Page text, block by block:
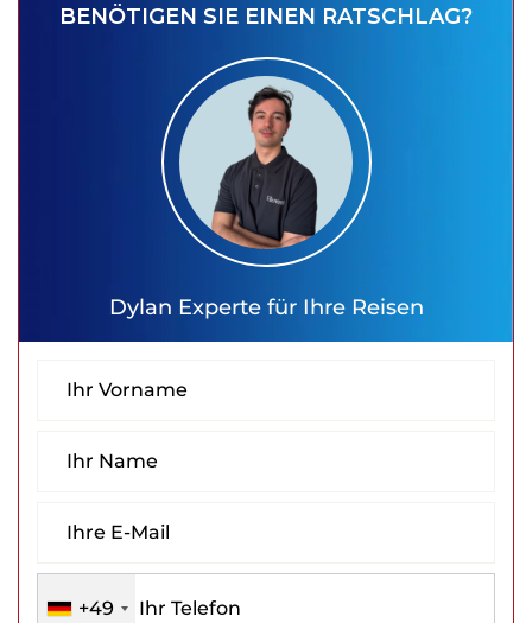
BENÖTIGEN SIE EINEN RATSCHLAG?
Dylan Experte für Ihre Reisen
+49